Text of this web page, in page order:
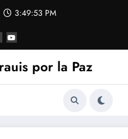
3:49:54 PM
por la Paz